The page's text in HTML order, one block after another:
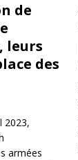
de
leurs
des
2023,
armées